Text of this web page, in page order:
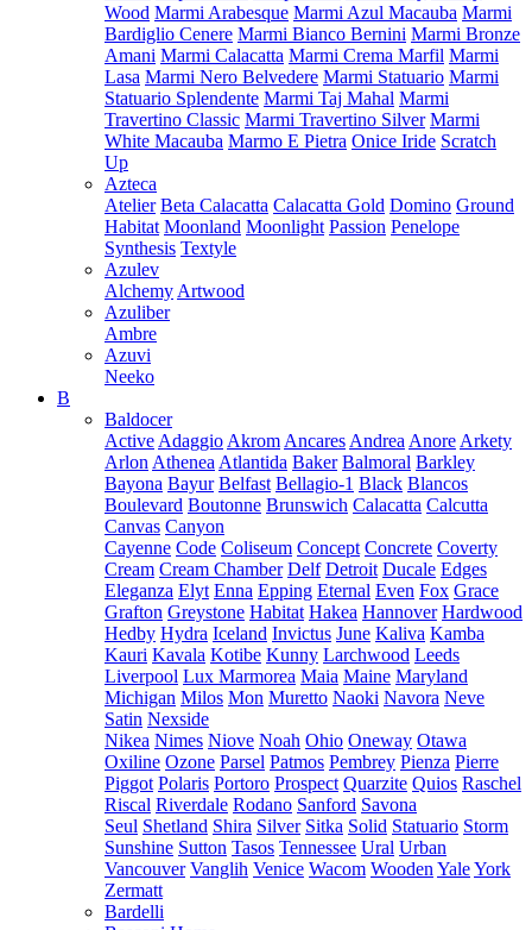
Wood Marmi Arabesque Marmi Azul Macauba Marmi
Bardiglio Cenere Marmi Bianco Bernini Marmi Bronze
Amani Marmi Calacatta Marmi Crema Marfil Marmi
Lasa Marmi Nero Belvedere Marmi Statuario Marmi
Statuario Splendente Marmi Taj Mahal Marmi
Travertino Classic Marmi Travertino Silver Marmi
White Macauba Marmo E Pietra Onice Iride Scratch
Up
Azteca
Atelier Beta Calacatta Calacatta Gold Domino Ground
Habitat Moonland Moonlight Passion Penelope
Synthesis Textyle
Azulev
Alchemy Artwood
Azuliber
Ambre
Azuvi
Neeko
B
Baldocer
Active Adaggio Akrom Ancares Andrea Anore Arkety
Arlon Athenea Atlantida Baker Balmoral Barkley
Bayona Bayur Belfast Bellagio-1 Black Blancos
Boulevard Boutonne Brunswich Calacatta Calcutta
Canvas Canyon
Cayenne Code Coliseum Concept Concrete Coverty
Cream Cream Chamber Delf Detroit Ducale Edges
Eleganza Elyt Enna Epping Eternal Even Fox Grace
Grafton Greystone Habitat Hakea Hannover Hardwood
Hedby Hydra Iceland Invictus June Kaliva Kamba
Kauri Kavala Kotibe Kunny Larchwood Leeds
Liverpool Lux Marmorea Maia Maine Maryland
Michigan Milos Mon Muretto Naoki Navora Neve
Satin Nexside
Nikea Nimes Niove Noah Ohio Oneway Otawa
Oxiline Ozone Parsel Patmos Pembrey Pienza Pierre
Piggot Polaris Portoro Prospect Quarzite Quios Raschel
Riscal Riverdale Rodano Sanford Savona
Seul Shetland Shira Silver Sitka Solid Statuario Storm
Sunshine Sutton Tasos Tennessee Ural Urban
Vancouver Vanglih Venice Wacom Wooden YaleYork
Zermatt
Bardelli